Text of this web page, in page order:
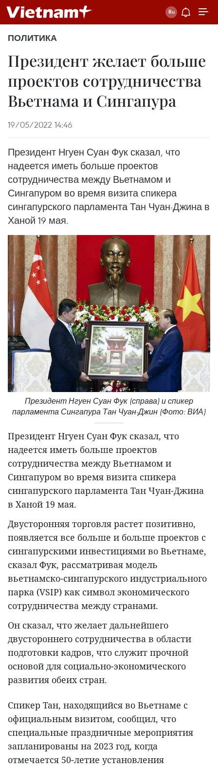
ПОЛИТИКА
Президент желает больше
проектов сотрудничества
Вьетнама и Сингапура
19/05/2022 14:46
Президент Нгуен Суан Фук сказал, что
надеется иметь больше проектов
сотрудничества между Вьетнамом и
Сингапуром во время визита спикера
сингапурского парламента Тан Чуан-Джина в
Ханой 19 мая.
Президент Нгуен Суан Фук (справа) и спикер
парламента Сингапура Тан Чуан-Джин (Фото: ВИА)
Президент Нгуен Суан Фук сказал, что
надеется иметь больше проектов
сотрудничества между Вьетнамом и
Сингапуром во время визита спикера
сингапурского парламента Тан Чуан-Джина
в Ханой 19 мая.
Двусторонняя торговля растет позитивно,
появляется все больше и больше проектов с
сингапурскими инвестициями во Вьетнаме,
сказал Фук, рассматривая модель
вьетнамско-сингапурского индустриального
парка (VSIP) как символ экономического
сотрудничества между странами.
Он сказал, что желает дальнейшего
двустороннего сотрудничества в области
подготовки кадров, что служит прочной
основой для социально-экономического
развития обеих стран.
Спикер Тан, находящийся во Вьетнаме с
официальным визитом, сообщил, что
специальные праздничные мероприятия
запланированы на 2023 год, когда
отмечается 50-летие установления